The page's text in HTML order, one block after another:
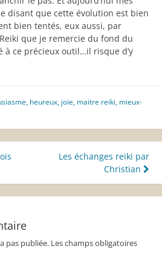
disant que cette évolution est bien
bien tentés, eux aussi, par
que je remercie du fond du
à ce précieux outil…il risque d’y
, heureux, joie, maitre reiki, mieux-
Les échanges reiki par
Christian
pas publiée. Les champs obligatoires